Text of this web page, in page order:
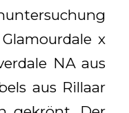
x
NA aus
aus Rillaar